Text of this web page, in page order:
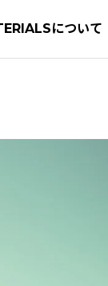
について